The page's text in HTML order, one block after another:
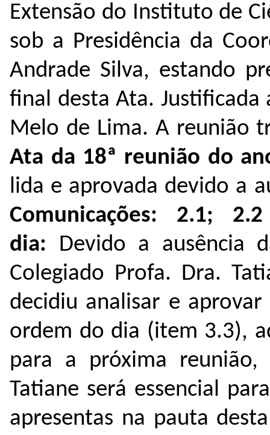
Extensão do Instituto de
sob a Presidência da
Andrade Silva, estando
final desta Ata. Justificada
Melo de Lima. A reunião
Ata da 18ª reunião do
lida e aprovada devido a
Comunicações:
2.1;
dia: Devido a ausência
Colegiado Profa. Dra.
decidiu analisar e aprovar
ordem do dia (item 3.3),
para a próxima reunião,
Tatiane será essencial
apresentas na pauta